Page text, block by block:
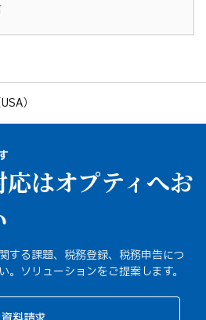
）
はオプティへお
する課題、税務登録、税務申告につ
。ソリューションをご提案します。